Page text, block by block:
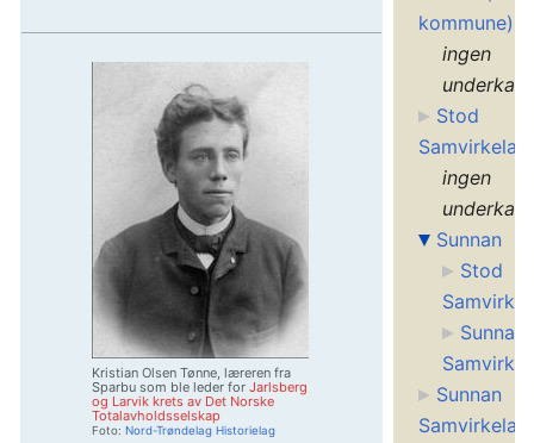
Kristian Olsen Tønne, læreren fra
Sparbu som ble leder for Jarlsberg
og Larvik krets av Det Norske
Totalavholdsselskap
Foto: Nord-Trøndelag Historielag
kommune)
ingen
Stod
Samvirkelag
ingen
Sunnan
Stod
Sunnan
Sunnan
Samvirkelag